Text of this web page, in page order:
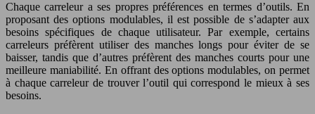
Chaque carreleur a ses propres préférences en termes d’outils. En
proposant des options modulables, il est possible de s’adapter aux
besoins spécifiques de chaque utilisateur. Par exemple, certains
carreleurs préfèrent utiliser des manches longs pour éviter de se
baisser, tandis que d’autres préfèrent des manches courts pour une
meilleure maniabilité. En offrant des options modulables, on permet
à chaque carreleur de trouver l’outil qui correspond le mieux à ses
besoins.